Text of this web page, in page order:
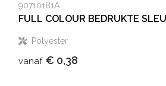
90710181A
FULL COLOUR BEDRUKTE
Polyester
vanaf € 0,38